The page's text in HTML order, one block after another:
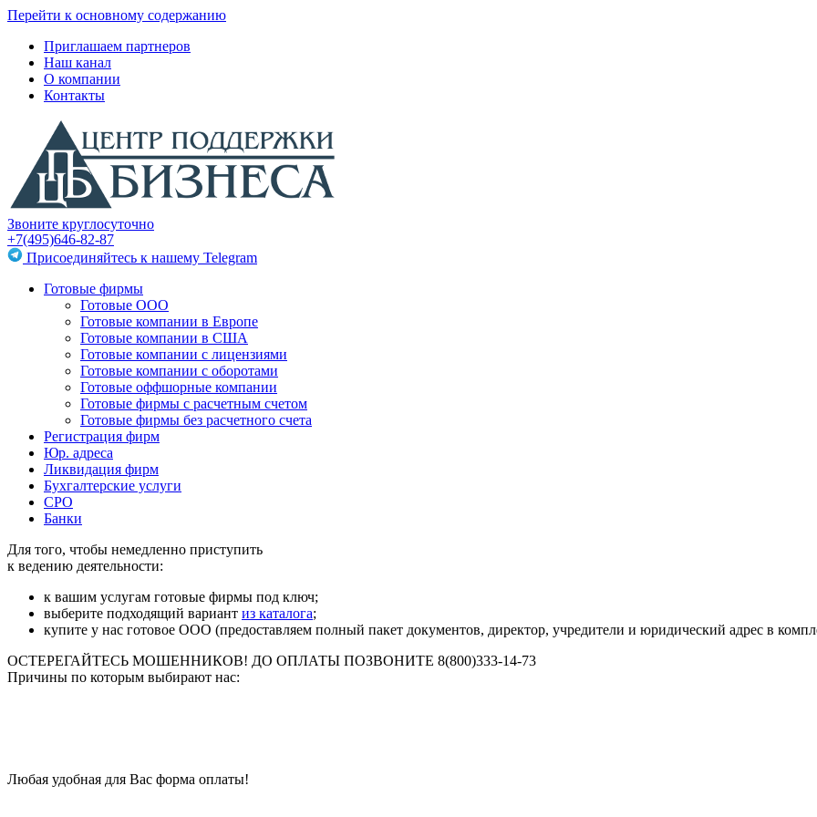
Перейти к основному содержанию
Приглашаем партнеров
Наш канал
О компании
Контакты
Звоните круглосуточно
+7(495)646-82-87
Присоединяйтесь к нашему Telegram
Готовые фирмы
Готовые ООО
Готовые компании в Европе
Готовые компании в США
Готовые компании с лицензиями
Готовые компании с оборотами
Готовые оффшорные компании
Готовые фирмы с расчетным счетом
Готовые фирмы без расчетного счета
Регистрация фирм
Юр. адреса
Ликвидация фирм
Бухгалтерские услуги
СРО
Банки
Для того, чтобы немедленно приступить
к ведению деятельности:
к вашим услугам готовые фирмы под ключ;
выберите подходящий вариант из каталога;
купите у нас готовое ООО (предоставляем полный пакет документов, директор, учредители и юридический адрес в
ОСТЕРЕГАЙТЕСЬ МОШЕННИКОВ! ДО ОПЛАТЫ ПОЗВОНИТЕ 8(800)333-14-73
Причины по которым выбирают нас:
Любая удобная для Вас форма оплаты!